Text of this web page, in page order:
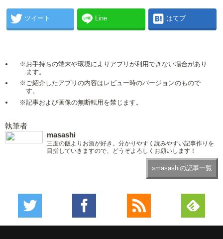
ツイート Line はてブ
※お手持ちの端末や環境によりアプリが利用できない場合があり
ます。
※ご紹介したアプリの内容はレビュー時のバージョンのもので
す。
※記事および画像の無断転用を禁じます。
執筆者
masashi
三度の飯よりお酒が好き。分かりやすく読みやすい記事作りを
目指していきますので、どうぞよろしくお願いします！
»masashiの記事一覧